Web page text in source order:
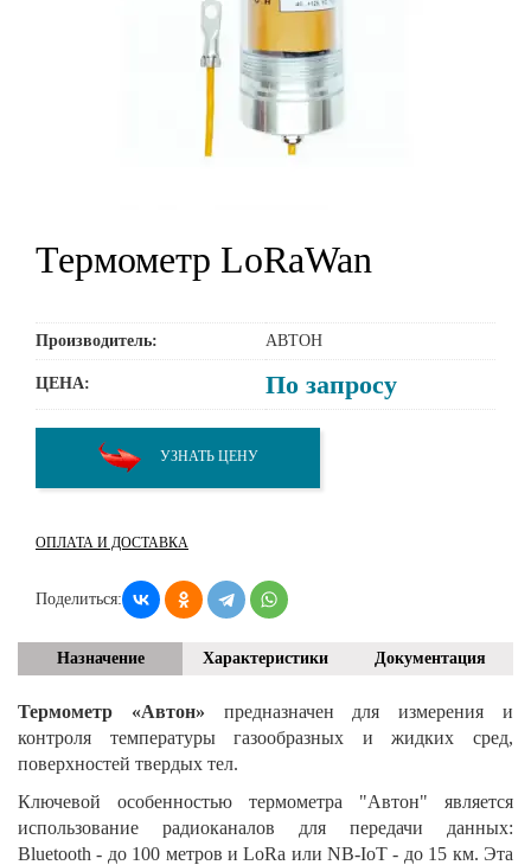
Термометр LoRaWan
Производитель: АВТОН
ЦЕНА: По запросу
УЗНАТЬ ЦЕНУ
ОПЛАТА И ДОСТАВКА
Поделиться:
Назначение Характеристики Документация
Термометр «Автон» предназначен для измерения и
контроля температуры газообразных и жидких сред,
поверхностей твердых тел.
Ключевой особенностью термометра "Автон" является
использование радиоканалов для передачи данных:
Bluetooth - до 100 метров и LoRa или NB-IoT - до 15 км. Эта